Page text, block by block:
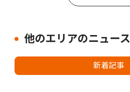
他のエリアのニュース
新着記事